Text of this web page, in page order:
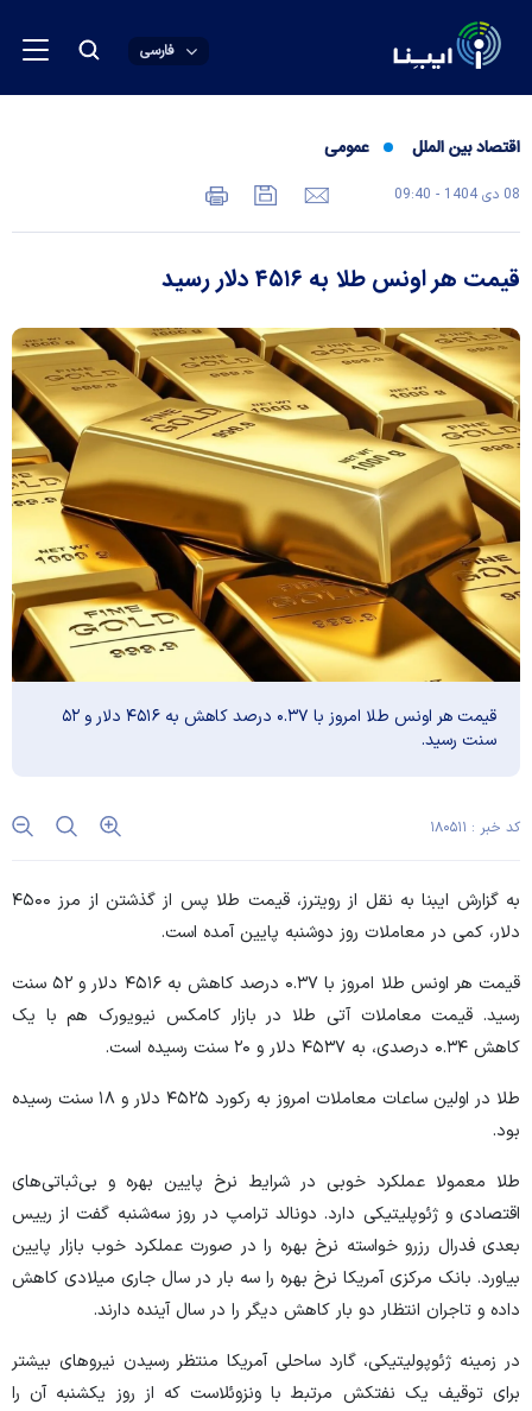
فارسی
اقتصاد بین الملل عمومی
08 دی 1404 - 09:40
قیمت هر اونس طلا به ۴۵۱۶ دلار رسید
قیمت هر اونس طلا امروز با ۰.۳۷ درصد کاهش به ۴۵۱۶ دلار و ۵۲
سنت رسید.
کد خبر : ۱۸۰۵۱۱
به گزارش ایبنا به نقل از رویترز، قیمت طلا پس از گذشتن از مرز ۴۵۰۰
دلار، کمی در معاملات روز دوشنبه پایین آمده است.
قیمت هر اونس طلا امروز با ۰.۳۷ درصد کاهش به ۴۵۱۶ دلار و ۵۲ سنت
رسید. قیمت معاملات آتی طلا در بازار کامکس نیویورک هم با یک
کاهش ۰.۳۴ درصدی، به ۴۵۳۷ دلار و ۲۰ سنت رسیده است.
طلا در اولین ساعات معاملات امروز به رکورد ۴۵۲۵ دلار و ۱۸ سنت رسیده
بود.
طلا معمولا عملکرد خوبی در شرایط نرخ پایین بهره و بی‌ثباتی‌های
اقتصادی و ژئوپلیتیکی دارد. دونالد ترامپ در روز سه‌شنبه گفت از رییس
بعدی فدرال رزرو خواسته نرخ بهره را در صورت عملکرد خوب بازار پایین
بیاورد. بانک مرکزی آمریکا نرخ بهره را سه بار در سال جاری میلادی کاهش
داده و تاجران انتظار دو بار کاهش دیگر را در سال آینده دارند.
در زمینه ژئوپولیتیکی، گارد ساحلی آمریکا منتظر رسیدن نیرو‌های بیشتر
برای توقیف یک نفتکش مرتبط با ونزوئلاست که از روز یکشنبه آن را